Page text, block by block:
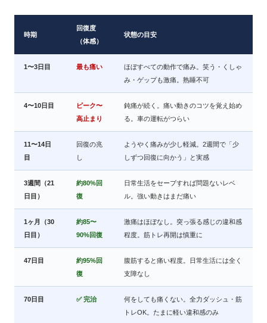
時期
回復度
（体感）
状態の目安
1〜3日目 最も痛い
ほぼすべての動作で痛み。笑う・くしゃ
み・ゲップも激痛。熟睡不可
4〜10日目
ピーク〜
高止まり
鈍痛が続く。痛い動きのコツを覚え始め
る。車の運転がつらい
11〜14日
目
回復の兆
し
ようやく痛みが少し軽減。2週間で「少
しずつ回復に向かう」と実感
3週間（21
日目）
約80%回
復
日常生活をセーブすれば問題ないレベ
ル。強い動きはまだ痛い
1ヶ月（30
日目）
約85〜
90%回復
激痛はほぼなし。突っ張る感じの違和感
程度。筋トレ再開は慎重に
47日目
約95%回
復
腹筋すると痛い程度。日常生活には全く
支障なし
70日目 ✅ 完治
何をしても痛くない。全力ダッシュ・筋
トレOK。たまに軽い違和感のみ